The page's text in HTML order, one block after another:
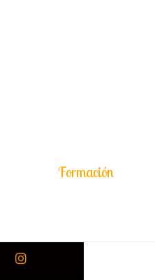
Formación